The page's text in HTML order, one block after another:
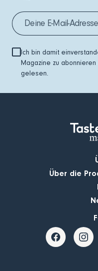
Ich bin damit
Magazine zu
gelesen.
Über die